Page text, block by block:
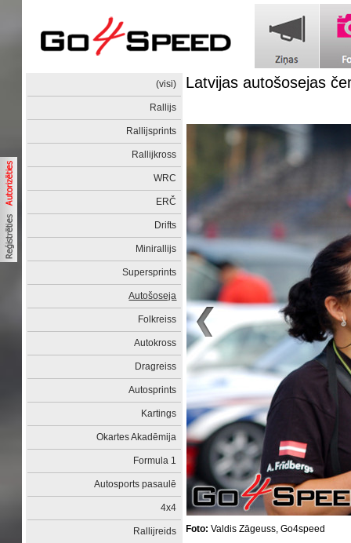
(visi)
Rallijs
Rallijsprints
Rallijkross
WRC
ERČ
Drifts
Minirallijs
Supersprints
Autošoseja
Folkreiss
Autokross
Dragreiss
Autosprints
Kartings
Okartes Akadēmija
Formula 1
Autosports pasaulē
4x4
Rallijreids
Latvijas autošosejas
Foto: Valdis Zāgeuss, Go4speed